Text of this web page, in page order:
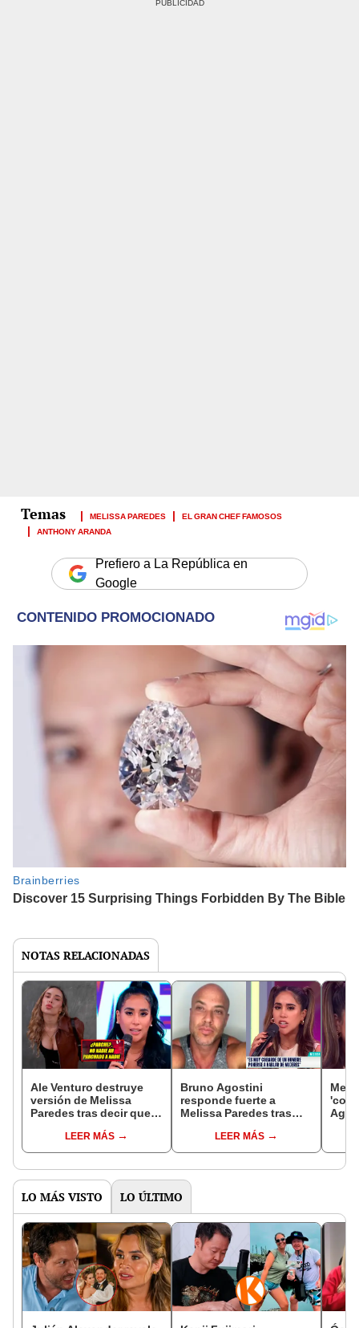
MELISSA PAREDES
EL GRAN CHEF FAMOSOS
ANTHONY ARANDA
Prefiero a La República en
Google
NOTAS RELACIONADAS
Ale Venturo destruye
versión de Melissa
Paredes tras decir que la
hija: “Nadie ha
parchado a nadie”
LEER MÁS
Bruno Agostini
responde fuerte a
Melissa Paredes tras
asegura que no le
guarda rencor: "Yo la
LEER MÁS
LO MÁS VISTO LO ÚLTIMO